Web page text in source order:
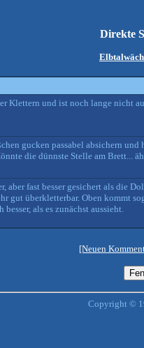
Direkte
Klettern und ist noch lange nicht
gucken passabel absichern
die dünnste Stelle am Brett...
aber fast besser gesichert als die
gut überkletterbar. Oben kommt
als es zunächst aussieht.
[Neuen
Copyright ©